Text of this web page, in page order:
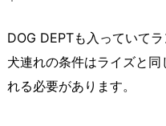
DOG DEPTも入っていて
犬連れの条件はライズと
れる必要があります。